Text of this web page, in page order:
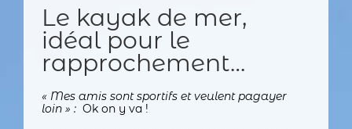
Le kayak de mer,
idéal pour le
rapprochement…
« Mes amis sont sportifs et veulent pagayer
loin » : Ok on y va !